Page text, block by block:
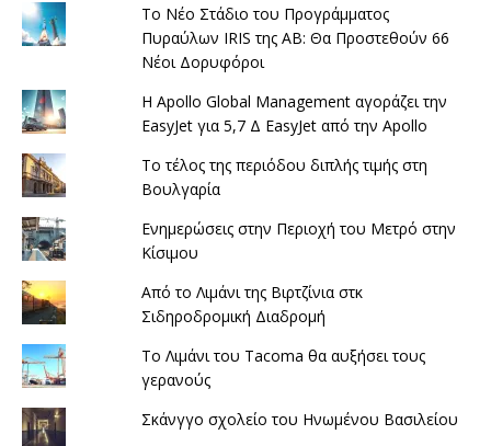
Το Νέο Στάδιο του Προγράμματος
Πυραύλων IRIS της AB: Θα Προστεθούν 66
Νέοι Δορυφόροι
Η Apollo Global Management αγοράζει την
EasyJet για 5,7 Δ EasyJet από την Apollo
Το τέλος της περιόδου διπλής τιμής στη
Βουλγαρία
Ενημερώσεις στην Περιοχή του Μετρό στην
Κίσιμου
Από το Λιμάνι της Βιρτζίνια στκ
Σιδηροδρομική Διαδρομή
Το Λιμάνι του Tacoma θα αυξήσει τους
γερανούς
Σκάνγγο σχολείο του Ηνωμένου Βασιλείου